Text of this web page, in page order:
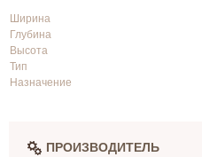
Ширина
Глубина
Высота
Тип
Назначение
ПРОИЗВОДИТЕЛЬ